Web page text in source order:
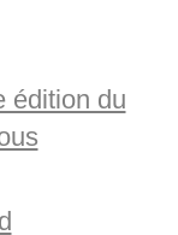
édition du